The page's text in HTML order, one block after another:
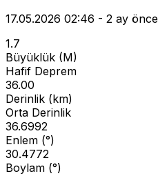
17.05.2026 02:46 - 2 ay önce
1.7
Büyüklük (M)
Hafif Deprem
36.00
Derinlik (km)
Orta Derinlik
36.6992
Enlem (°)
30.4772
Boylam (°)